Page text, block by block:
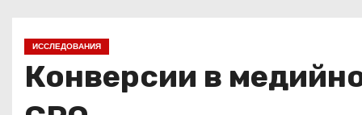
ИССЛЕДОВАНИЯ
Конверсии в